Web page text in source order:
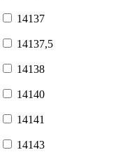
14137
14137,5
14138
14140
14141
14143